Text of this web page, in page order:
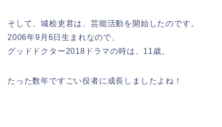
そして、城桧吏君は、芸能活動を開始したのです。
2006年9月6日生まれなので、
グッドドクター2018ドラマの時は、11歳。
たった数年ですごい役者に成長しましたよね！